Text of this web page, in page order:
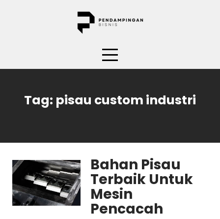
Tag: pisau custom industri
Bahan Pisau
Terbaik Untuk
Mesin
Pencacah